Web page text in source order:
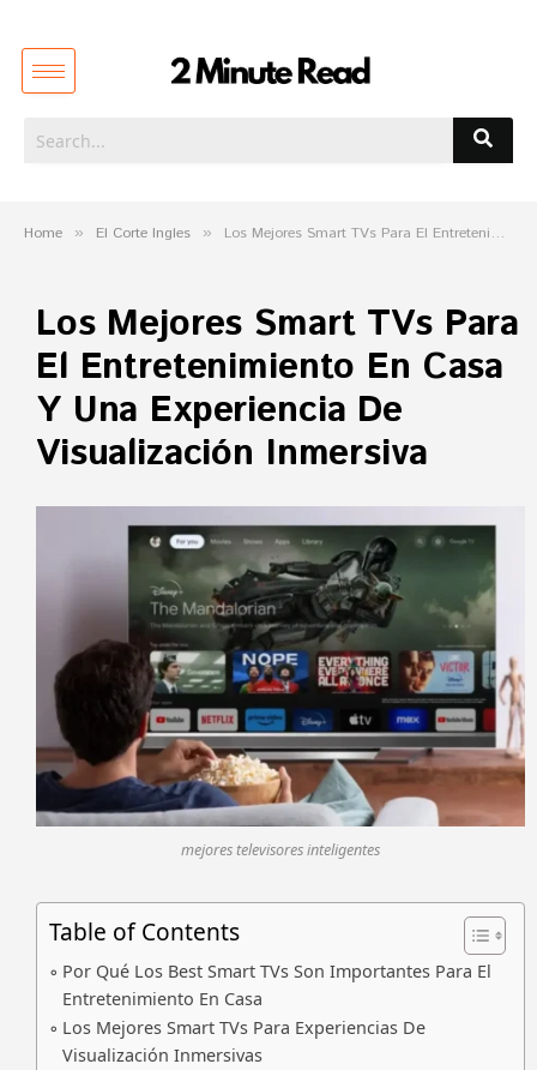
Home » El Corte Ingles » Los Mejores Smart TVs Para El Entretenimiento En Casa Y Una Experiencia De Visualización Inmersiva
Los Mejores Smart TVs Para
El Entretenimiento En Casa
Y Una Experiencia De
Visualización Inmersiva
mejores televisores inteligentes
Table of Contents
Por Qué Los Best Smart TVs Son Importantes Para El
Entretenimiento En Casa
Los Mejores Smart TVs Para Experiencias De
Visualización Inmersivas